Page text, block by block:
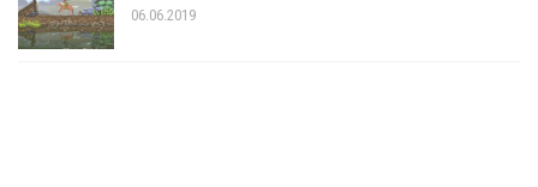
06.06.2019